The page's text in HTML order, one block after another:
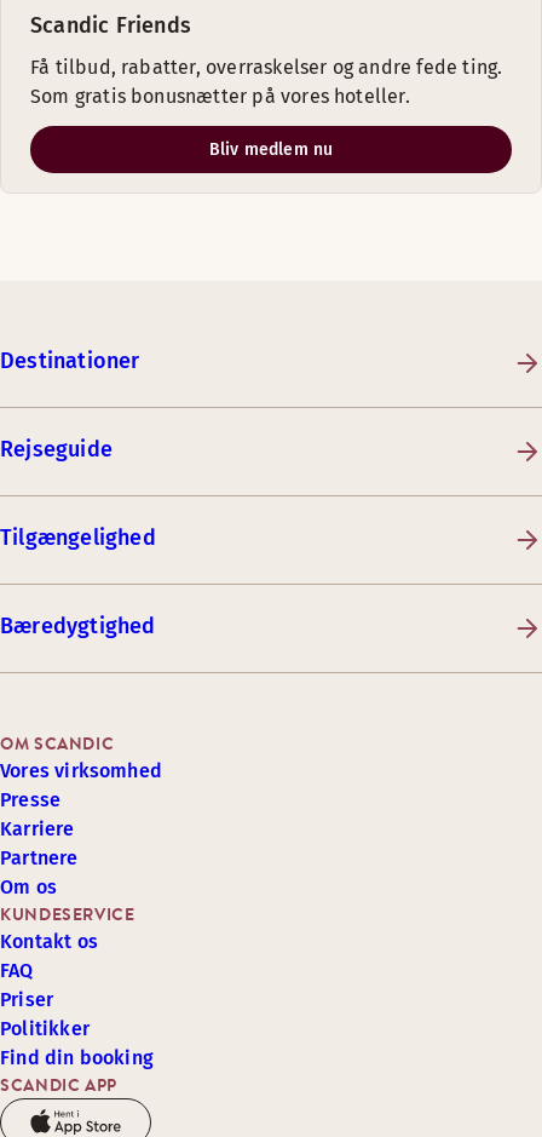
Scandic Friends
Få tilbud, rabatter, overraskelser og andre fede ting.
Som gratis bonusnætter på vores hoteller.
Bliv medlem nu
Destinationer
Rejseguide
Tilgængelighed
Bæredygtighed
SCANDIC APP
KUNDESERVICE
Kontakt os
FAQ
Priser
Politikker
Find din booking
OM SCANDIC
Vores virksomhed
Presse
Karriere
Partnere
Om os